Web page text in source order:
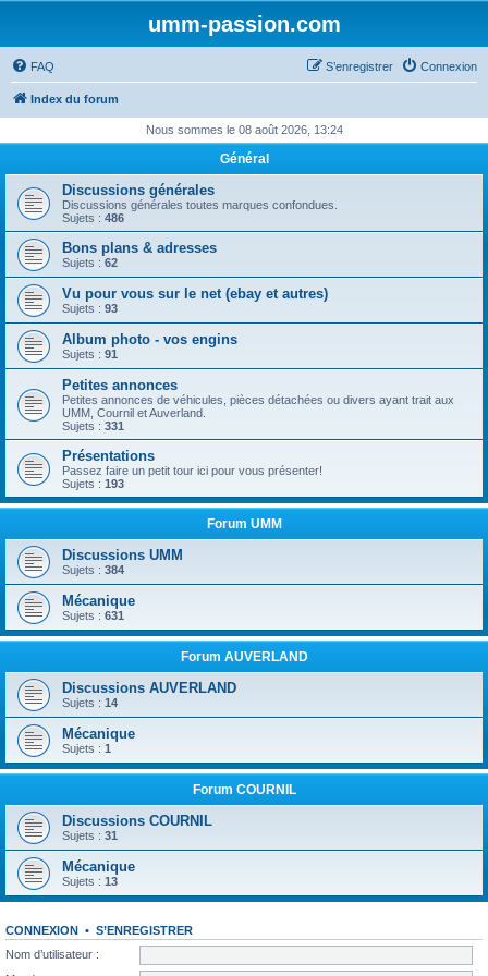
umm-passion.com
FAQ Connexion
S’enregistrer
Index du forum
Nous sommes le 08 août 2026, 13:24
Général
Discussions générales
Discussions générales toutes marques confondues.
Sujets : 486
Bons plans & adresses
Sujets : 62
Vu pour vous sur le net (ebay et autres)
Sujets : 93
Album photo - vos engins
Sujets : 91
Petites annonces
Petites annonces de véhicules, pièces détachées ou divers ayant trait aux
UMM, Cournil et Auverland.
Sujets : 331
Présentations
Passez faire un petit tour ici pour vous présenter!
Sujets : 193
Forum UMM
Discussions UMM
Sujets : 384
Mécanique
Sujets : 631
Forum AUVERLAND
Discussions AUVERLAND
Sujets : 14
Mécanique
Sujets : 1
Forum COURNIL
Discussions COURNIL
Sujets : 31
Mécanique
Sujets : 13
CONNEXION • S’ENREGISTRER
Nom d’utilisateur :